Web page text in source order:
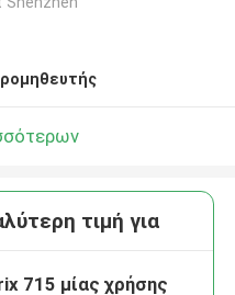
τιμή για
715 μίας χρήσης